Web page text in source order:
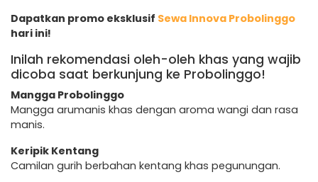
Dapatkan promo eksklusif Sewa Innova Probolinggo
hari ini!
Inilah rekomendasi oleh-oleh khas yang wajib
dicoba saat berkunjung ke Probolinggo!
Mangga Probolinggo
Mangga arumanis khas dengan aroma wangi dan rasa
manis.
Keripik Kentang
Camilan gurih berbahan kentang khas pegunungan.